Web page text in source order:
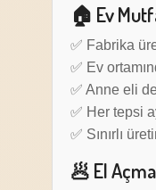
🏠 Ev
✅ Fabrika
✅ Ev
✅ Anne eli
✅ Her tepsi
✅ Sınırlı
🥟 El